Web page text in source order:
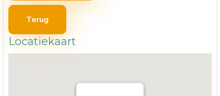
Terug
Locatiekaart